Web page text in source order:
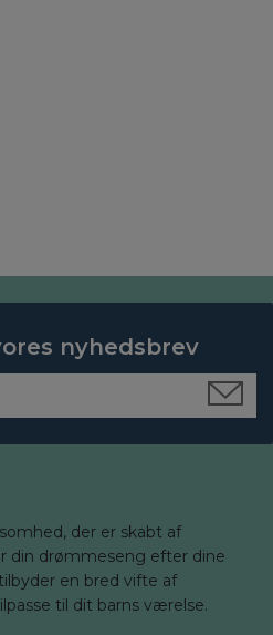
nyhedsbrev
der er skabt af
din drømmeseng efter dine
en bred vifte af
til dit barns værelse.